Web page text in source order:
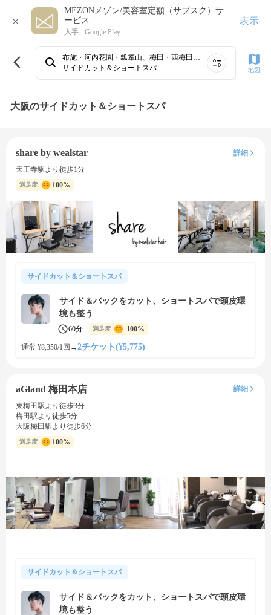
×
MEZONメゾン/美容室定額（サブスク）サ
ービス
入手 - Google Play
表示
サイドカット＆ショートスパ
地図
大阪のサイドカット＆ショートスパ
share by wealstar
詳細
天王寺駅より徒歩1分
満足度 100%
サイドカット＆ショートスパ
サイド＆バックをカット、ショートスパで頭皮環
境も整う
60分 満足度 100%
通常 ¥8,350/1回 →2チケット(¥5,775)
aGland 梅田本店
詳細
東梅田駅より徒歩3分
梅田駅より徒歩5分
大阪梅田駅より徒歩6分
満足度 100%
サイドカット＆ショートスパ
サイド＆バックをカット、ショートスパで頭皮環
境も整う